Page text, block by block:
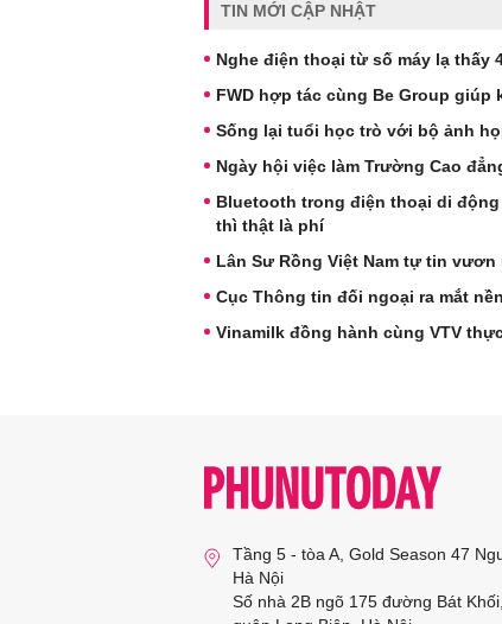
TIN MỚI CẬP NHẬT
Nghe điện thoại từ số máy lạ thấy
FWD hợp tác cùng Be Group
Sống lại tuổi học trò với bộ ảnh
Ngày hội việc làm Trường Cao
Bluetooth trong điện thoại di
thì thật là phí
Lân Sư Rồng Việt Nam tự tin vươn
Cục Thông tin đối ngoại ra mắt
Vinamilk đồng hành cùng VTV
Tầng 5 - tòa A, Gold Season 47
Hà Nội
Số nhà 2B ngõ 175 đường Bát